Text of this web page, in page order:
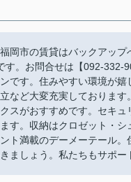
岡市の賃貸はバックアッ
。お問合せは【092-332-
です。住みやすい環境が
など大変充実しておりま
スがおすすめです。セキ
す。収納はクロゼット・
ト満載のデーメーテール
ましょう。私たちもサポー